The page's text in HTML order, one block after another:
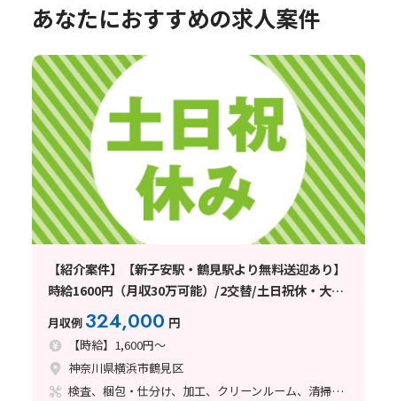
あなたにおすすめの求人案件
【紹介案件】【新子安駅・鶴見駅より無料送迎あり】
時給1600円（月収30万可能）/2交替/土日祝休・大型
月収例 324,000 円
【時給】1,600円～
神奈川県横浜市鶴見区
検査、梱包・仕分け、加工、クリーンルーム、清掃・洗浄